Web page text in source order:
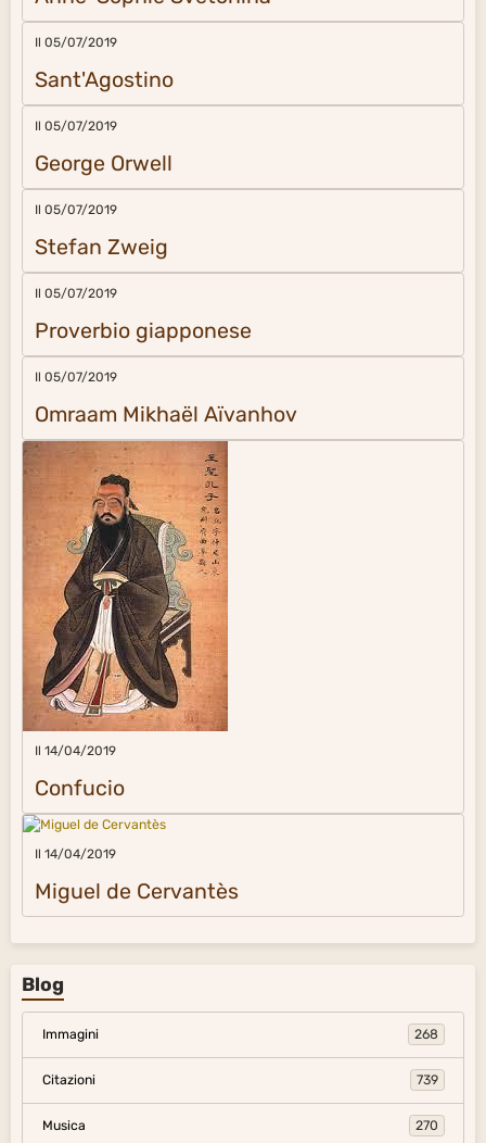
Il 05/07/2019
Sant'Agostino
Il 05/07/2019
George Orwell
Il 05/07/2019
Stefan Zweig
Il 05/07/2019
Proverbio giapponese
Il 05/07/2019
Omraam Mikhaël Aïvanhov
Il 14/04/2019
Confucio
Il 14/04/2019
Miguel de Cervantès
Blog
Immagini 268
Citazioni 739
Musica 270